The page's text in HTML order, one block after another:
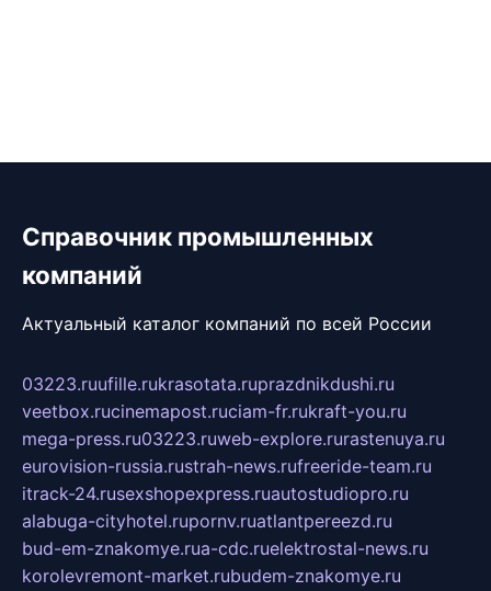
Справочник промышленных
компаний
Актуальный каталог компаний по всей России
03223.ruufille.rukrasotata.ruprazdnikdushi.ru
veetbox.rucinemapost.ruciam-fr.rukraft-you.ru
mega-press.ru03223.ruweb-explore.rurastenuya.ru
eurovision-russia.rustrah-news.rufreeride-team.ru
itrack-24.rusexshopexpress.ruautostudiopro.ru
alabuga-cityhotel.rupornv.ruatlantpereezd.ru
bud-em-znakomye.rua-cdc.ruelektrostal-news.ru
korolevremont-market.rubudem-znakomye.ru